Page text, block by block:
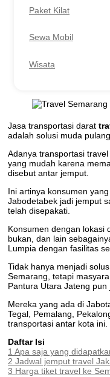
Paket Kilat
Sewa Mobil
Wisata
Jasa transportasi darat
adalah solusi muda
Adanya transportasi
yang mudah karena
disebut antar jemput.
Ini artinya konsumen
Jabodetabek jadi jemput
telah disepakati.
Konsumen dengan lokasi
bukan, dan lain
Lumpia dengan fasilitas
Tidak hanya menjadi
Semarang, tetapi
Pantura Utara Jateng pun
Mereka yang ada di
Tegal, Pemalang,
transportasi antar kota ini.
Daftar Isi
1 Apa saja yang
2 Jadwal jemput travel
3 Harga tiket travel ke